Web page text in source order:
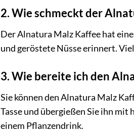
2. Wie schmeckt der
Der Alnatura Malz Kaffee hat
und geröstete Nüsse erinnert.
3. Wie bereite ich den
Sie können den Alnatura Malz
Tasse und übergießen Sie ihn
einem Pflanzendrink.